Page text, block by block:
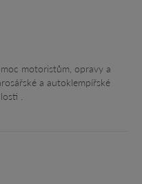
motoristům, opravy a
a autoklempířské
.